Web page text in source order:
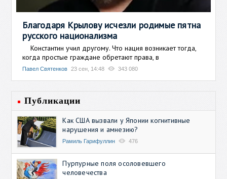
Благодаря Крылову исчезли родимые пятна
русского национализма
Константин учил другому. Что нация возникает тогда,
когда простые граждане обретают права, в
Павел Святенков 23 сен, 14:48 343 080
Публикации
Как США вызвали у Японии когнитивные
нарушения и амнезию?
Рамиль Гарифуллин 476
Пурпурные поля осоловевшего
человечества